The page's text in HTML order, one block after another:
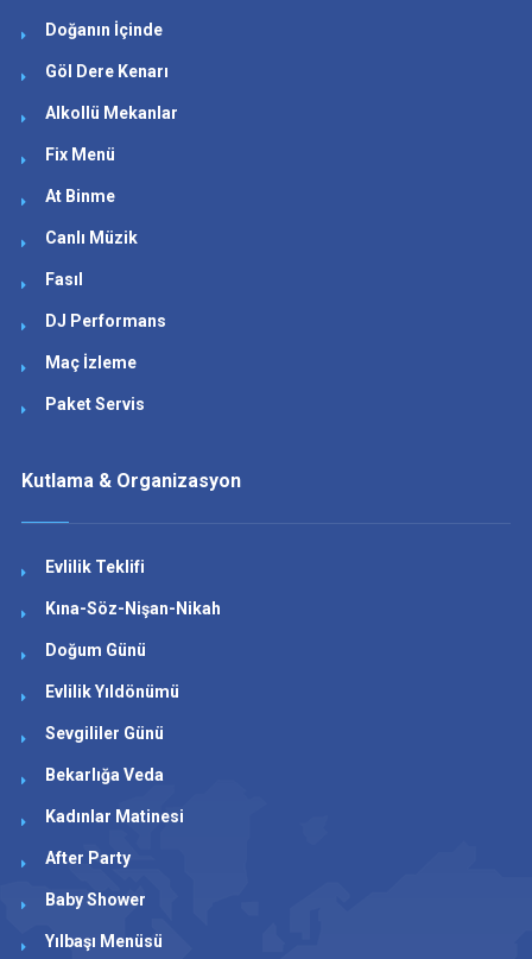
Doğanın İçinde
Göl Dere Kenarı
Alkollü Mekanlar
Fix Menü
At Binme
Canlı Müzik
Fasıl
DJ Performans
Maç İzleme
Paket Servis
Kutlama & Organizasyon
Evlilik Teklifi
Kına-Söz-Nişan-Nikah
Doğum Günü
Evlilik Yıldönümü
Sevgililer Günü
Bekarlığa Veda
Kadınlar Matinesi
After Party
Baby Shower
Yılbaşı Menüsü